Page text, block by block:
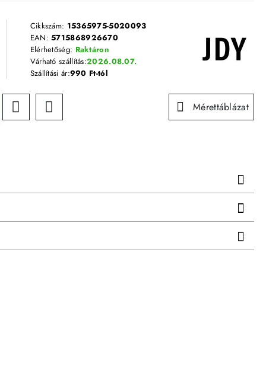
Cikkszám: 15365975-5020093
EAN:5715868926670
Elérhetőség: Raktáron
Várható szállítás:2026.08.07.
Szállítási ár:990 Ft-tól
Mérettáblázat